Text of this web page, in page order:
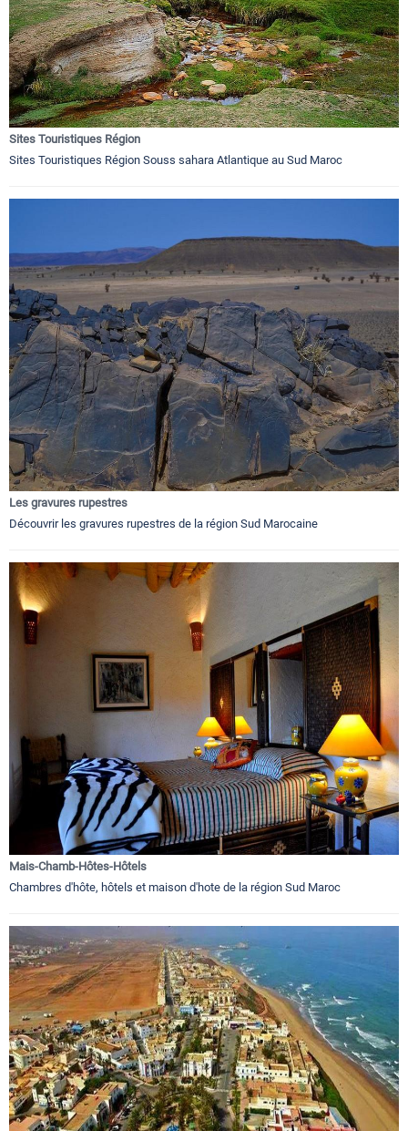
Sites Touristiques Région
Sites Touristiques Région Souss sahara Atlantique au Sud Maroc
Les gravures rupestres
Découvrir les gravures rupestres de la région Sud Marocaine
Mais-Chamb-Hôtes-Hôtels
Chambres d'hôte, hôtels et maison d'hote de la région Sud Maroc